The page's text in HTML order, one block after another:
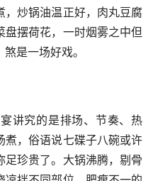
，炒锅油温正好，肉丸豆腐
盘摆荷花，一时烟雾之中但
是一场好戏。
讲究的是排场、节奏、热
煮，俗语说七碟子八碗或许
珍贵了。大锅沸腾，剔骨